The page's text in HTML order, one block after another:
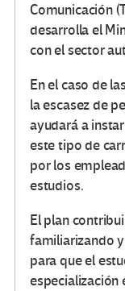
Comunicación
desarrolla el
con el sector
En el caso de
la escasez de
ayudará a
este tipo de
por los
estudios.
El plan
familiarizando
para que el
especialización